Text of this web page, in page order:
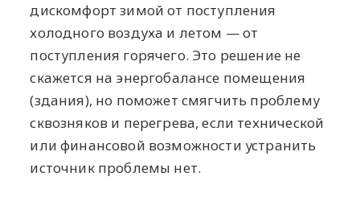
дискомфорт зимой от поступления
холодного воздуха и летом — от
поступления горячего. Это решение не
скажется на энергобалансе помещения
(здания), но поможет смягчить проблему
сквозняков и перегрева, если технической
или финансовой возможности устранить
источник проблемы нет.